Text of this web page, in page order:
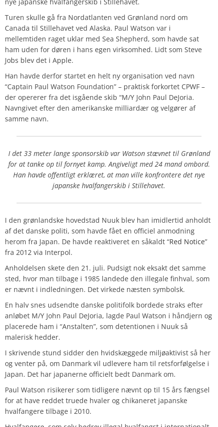
Turen skulle gå fra Nordatlanten ved Grønland nord om
Canada til Stillehavet ved Alaska. Paul Watson var i
mellemtiden raget uklar med Sea Shepherd, som havde sat
ham uden for døren i hans egen virksomhed. Lidt som Steve
Jobs blev det i Apple.
Han havde derfor startet en helt ny organisation ved navn
“Captain Paul Watson Foundation” – praktisk forkortet CPWF –
der opererer fra det isgående skib “M/Y John Paul DeJoria.
Navngivet efter den amerikanske milliardær og velgører af
samme navn.
I det 33 meter lange sponsorskib var Watson stævnet til Grønland
for at tanke op til fornyet kamp. Angiveligt med 24 mand ombord.
Han havde offentligt erklæret, at man ville konfrontere det nye
japanske hvalfangerskib i Stillehavet.
I den grønlandske hovedstad Nuuk blev han imidlertid anholdt
af det danske politi, som havde fået en officiel anmodning
herom fra Japan. De havde reaktiveret en såkaldt “Red Notice”
fra 2012 via Interpol.
Anholdelsen skete den 21. juli. Pudsigt nok eksakt det samme
sted, hvor man tilbage i 1985 landede den illegale finhval, som
er nævnt i indledningen. Det virkede næsten symbolsk.
En halv snes udsendte danske politifolk bordede straks efter
anløbet M/Y John Paul DeJoria, lagde Paul Watson i håndjern og
placerede ham i “Anstalten”, som detentionen i Nuuk så
malerisk hedder.
I skrivende stund sidder den hvidskæggede miljøaktivist så her
og venter på, om Danmark vil udlevere ham til retsforfølgelse i
Japan. Det har japanerne officielt bedt Danmark om.
Paul Watson risikerer som tidligere nævnt op til 15 års fængsel
for at have reddet truede hvaler og chikaneret japanske
hvalfangere tilbage i 2010.